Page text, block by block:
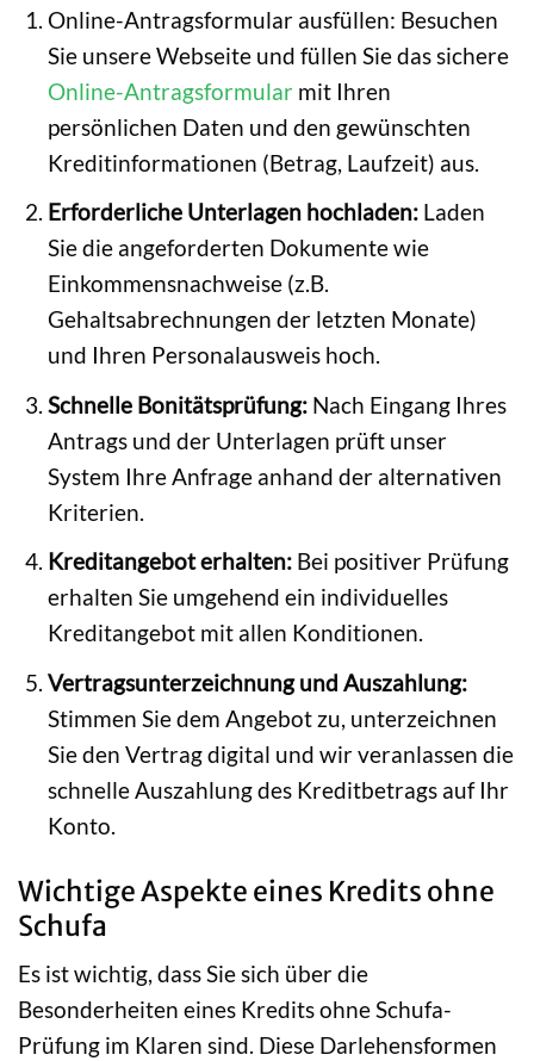
Online-Antragsformular ausfüllen: Besuchen
Sie unsere Webseite und füllen Sie das sichere
Online-Antragsformularmit Ihren
persönlichen Daten und den gewünschten
Kreditinformationen (Betrag, Laufzeit) aus.
Erforderliche Unterlagen hochladen:Laden
Sie die angeforderten Dokumente wie
Einkommensnachweise (z.B.
Gehaltsabrechnungen der letzten Monate)
und Ihren Personalausweis hoch.
Schnelle Bonitätsprüfung:Nach Eingang Ihres
Antrags und der Unterlagen prüft unser
System Ihre Anfrage anhand der alternativen
Kriterien.
Kreditangebot erhalten:Bei positiver Prüfung
erhalten Sie umgehend ein individuelles
Kreditangebot mit allen Konditionen.
Vertragsunterzeichnung und Auszahlung:
Stimmen Sie dem Angebot zu, unterzeichnen
Sie den Vertrag digital und wir veranlassen die
schnelle Auszahlung des Kreditbetrags auf Ihr
Konto.
Wichtige Aspekte eines Kredits ohne
Schufa
Es ist wichtig, dass Sie sich über die
Besonderheiten eines Kredits ohne Schufa-
Prüfung im Klaren sind. Diese Darlehensformen